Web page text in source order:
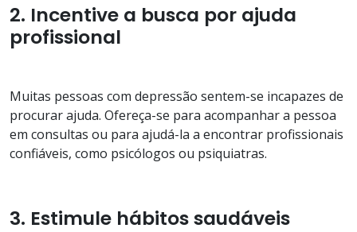
2. Incentive a busca por ajuda
profissional
Muitas pessoas com depressão sentem-se incapazes de
procurar ajuda. Ofereça-se para acompanhar a pessoa
em consultas ou para ajudá-la a encontrar profissionais
confiáveis, como psicólogos ou psiquiatras.
3. Estimule hábitos saudáveis